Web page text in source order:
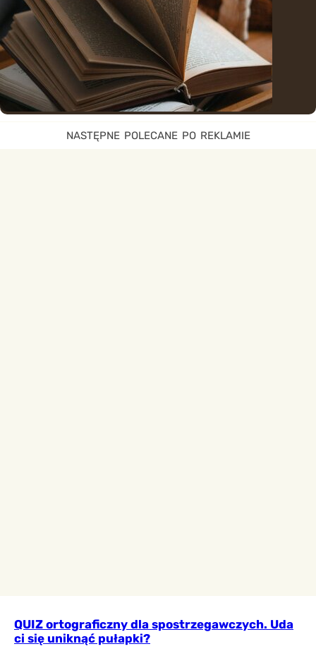
QUIZ ortograficzny dla spostrzegawczych. Uda
ci się uniknąć pułapki?